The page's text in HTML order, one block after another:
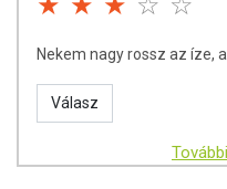
Nekem nagy rossz az íze,
Válasz